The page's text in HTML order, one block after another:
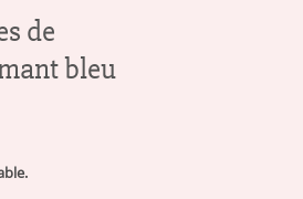
de
bleu